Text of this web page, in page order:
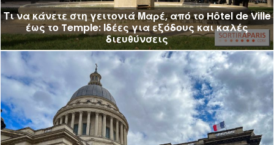
Τι να κάνετε στη γειτονιά Μαρέ, από το Hôtel de Ville
έως το Temple: Ιδέες για εξόδους και καλές
διευθύνσεις